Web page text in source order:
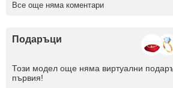
Все още няма коментари
Подаръци
Този модел още няма виртуални
първия!